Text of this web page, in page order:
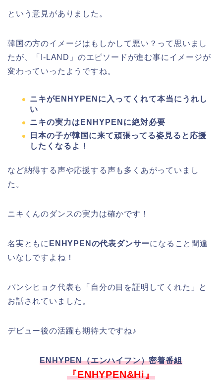
という意見がありました。
韓国の方のイメージはもしかして悪い？って思いまし
たが、「I-LAND」のエピソードが進む事にイメージが
変わっていったようですね。
ニキがENHYPENに入ってくれて本当にうれし
い
ニキの実力はENHYPENに絶対必要
日本の子が韓国に来て頑張ってる姿見ると応援
したくなるよ！
など納得する声や応援する声も多くあがっていまし
た。
ニキくんのダンスの実力は確かです！
名実ともに ENHYPENの代表ダンサーになること間違
いなしですよね！
パンシヒョク代表も「 自分の目を証明してくれた 」と
お話されていました。
デビュー後の活躍も期待大ですね♪
ENHYPEN（エンハイフン）密着番組
『ENHYPEN&Hi』